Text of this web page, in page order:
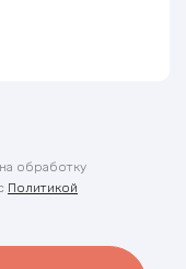
обработку
Политикой